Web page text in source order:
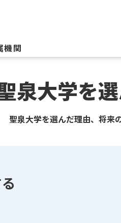
機関
泉大学を
聖泉大学を選んだ理由、将来